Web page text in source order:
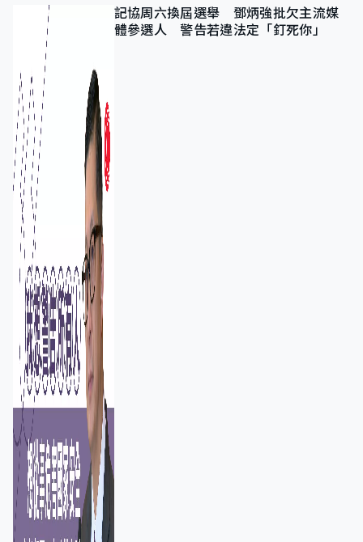
記協周六換屆選舉 鄧炳強批欠主流媒
體參選人 警告若違法定「釘死你」